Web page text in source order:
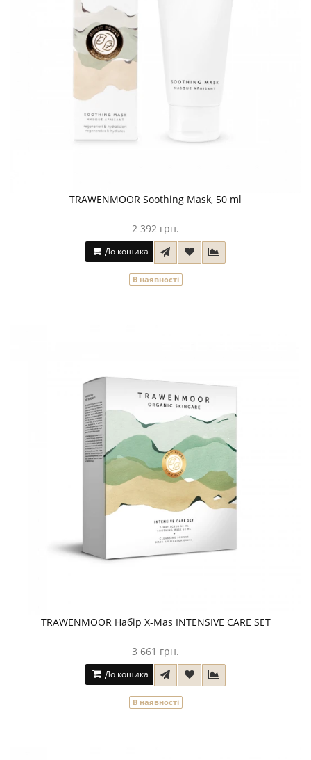
TRAWENMOOR Soothing Mask, 50 ml
2 392 грн.
До кошика
В наявності
TRAWENMOOR Набір X-Mas INTENSIVE CARE SET
3 661 грн.
До кошика
В наявності